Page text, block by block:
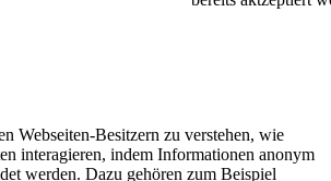
Webseiten-Besitzern zu verstehen, wie
interagieren, indem Informationen anonym
werden. Dazu gehören zum Beispiel